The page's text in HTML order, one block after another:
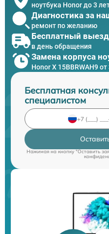
ноутбука Honor до 3
Диагностика за
ремонт по желанию
Бесплатный
в день обращения
Замена корпуса
Honor X 15BBRWAH9
Бесплатная
специалистом
Нажимая на кнопку "Оставить